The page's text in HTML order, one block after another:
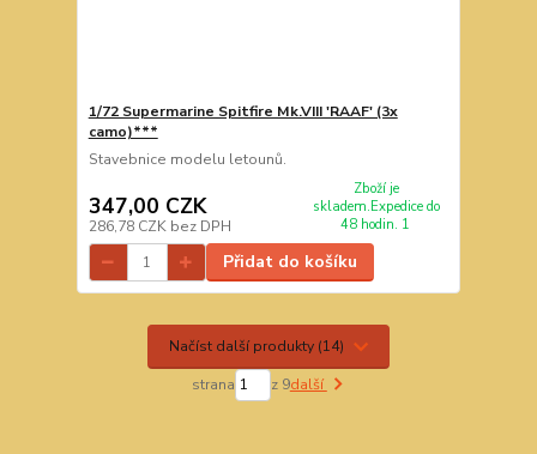
1/72 Supermarine Spitfire Mk.VIII 'RAAF' (3x
camo)***
Stavebnice modelu letounů.
347,00 CZK
286,78 CZK bez DPH
Zboží je
skladem.Expedice do
48 hodin. 1
Přidat do košíku
Načíst další produkty (14)
strana z 9další